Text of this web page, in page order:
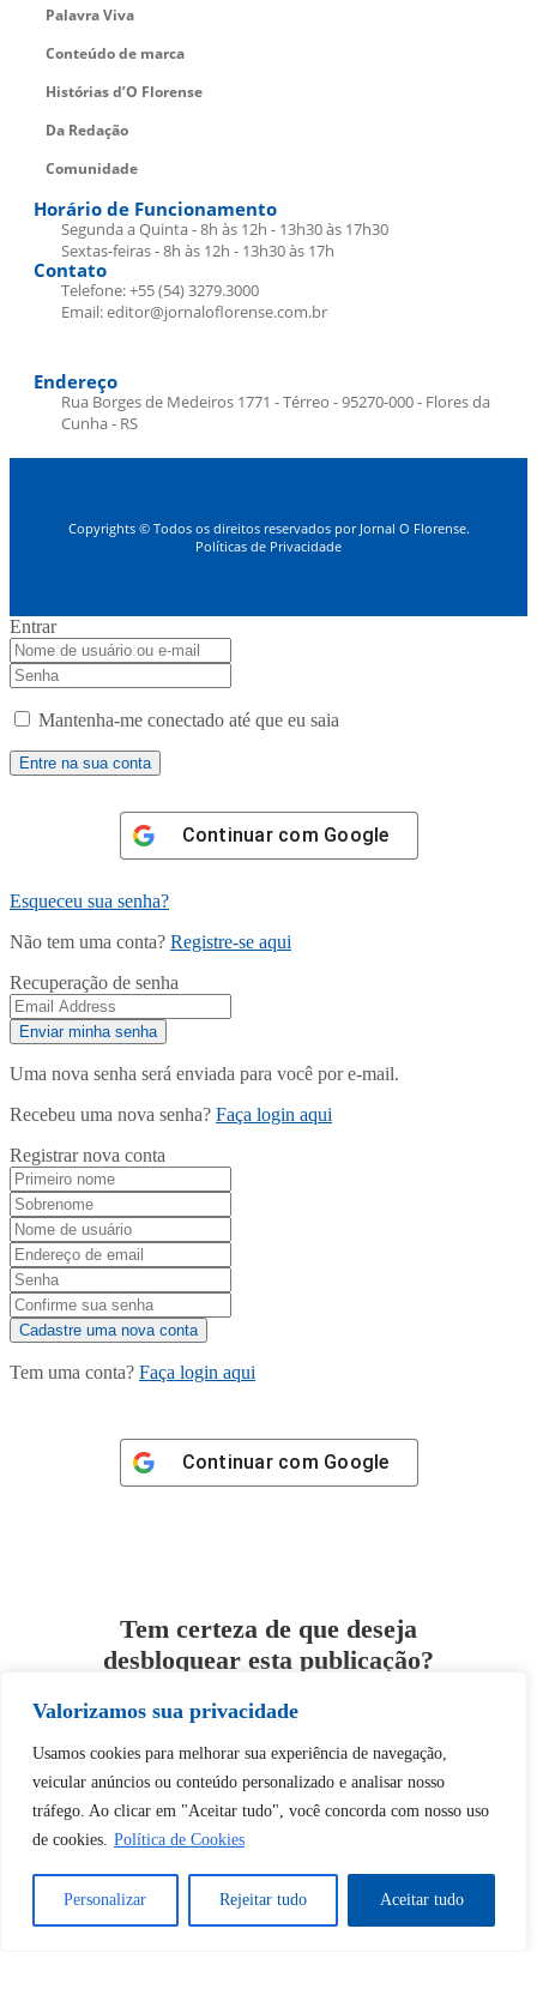
Valorizamos sua privacidade
Usamos cookies para melhorar sua experiência de navegação,
veicular anúncios ou conteúdo personalizado e analisar nosso
tráfego. Ao clicar em "Aceitar tudo", você concorda com nosso uso
de cookies. Política de Cookies
Personalizar Rejeitar tudo Aceitar tudo
Palavra Viva
Conteúdo de marca
Histórias d’O Florense
Da Redação
Comunidade
Horário de Funcionamento
Segunda a Quinta - 8h às 12h - 13h30 às 17h30
Sextas-feiras - 8h às 12h - 13h30 às 17h
Contato
Telefone: +55 (54) 3279.3000
Email: editor@jornaloflorense.com.br
Endereço
Rua Borges de Medeiros 1771 - Térreo - 95270-000 - Flores da
Cunha - RS
Copyrights © Todos os direitos reservados por Jornal O Florense.
Políticas de Privacidade
Entrar
Mantenha-me conectado até que eu saia
Continuar com Google
Esqueceu sua senha?
Não tem uma conta? Registre-se aqui
Recuperação de senha
Uma nova senha será enviada para você por e-mail.
Recebeu uma nova senha? Faça login aqui
Registrar nova conta
Tem uma conta? Faça login aqui
Continuar com Google
Tem certeza de que deseja
desbloquear esta publicação?